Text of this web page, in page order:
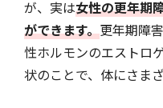
が、実は女性の更年期
ができます。更年期障
性ホルモンのエストロ
状のことで、体にさま